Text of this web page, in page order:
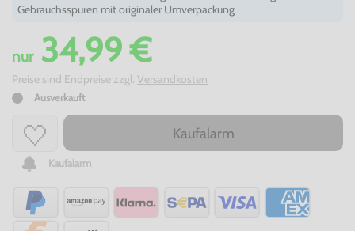
Gebrauchsspuren mit originaler Umverpackung
nur34,99 €
Preise sind Endpreise zzgl. Versandkosten
Ausverkauft
Kaufalarm
Kaufalarm